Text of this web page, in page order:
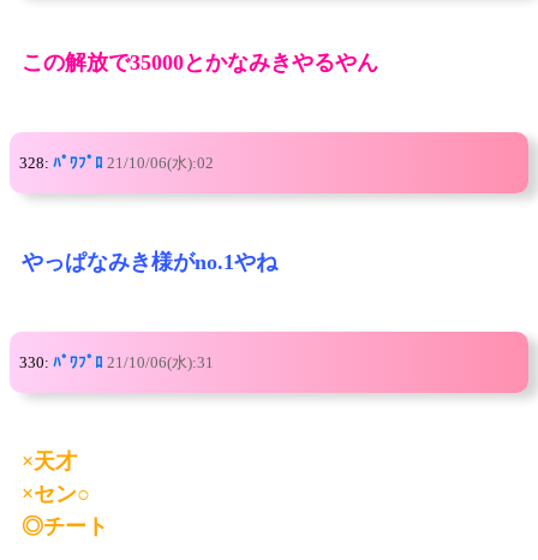
この解放で35000とかなみきやるやん
328: ﾊﾟﾜﾌﾟﾛ 21/10/06(水):02
やっぱなみき様がno.1やね
330: ﾊﾟﾜﾌﾟﾛ 21/10/06(水):31
×天才
×セン○
◎チート